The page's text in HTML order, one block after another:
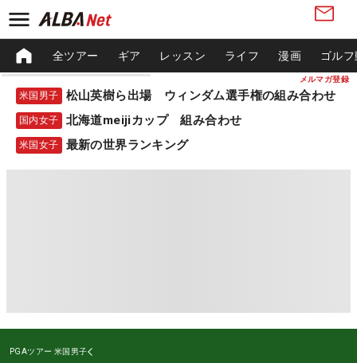
メルマガ登録
全ツアー ギア レッスン ライフ 漫画 ゴル
米国男子 松山英樹ら出場 ウィンダム選手権の組み合わせ
国内女子 北海道meijiカップ 組み合わせ
米国女子 最新の世界ランキング
PGAツアー 米国男子